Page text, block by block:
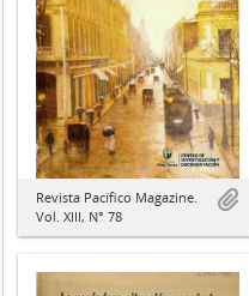
Revista Pacífico Magazine.
Vol. XIII, N° 78